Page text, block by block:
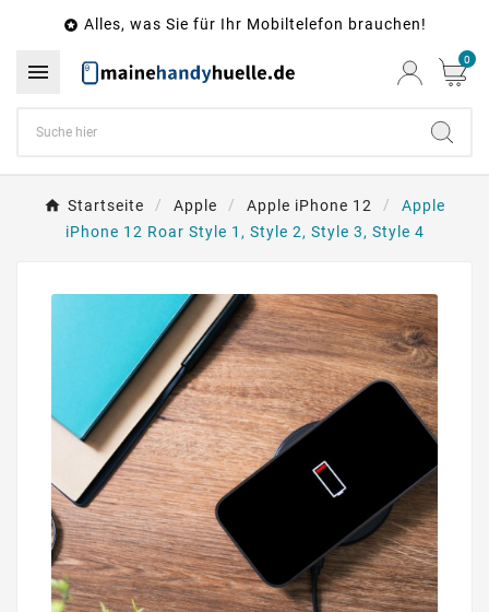
 Alles, was Sie für Ihr Mobiltelefon brauchen!
 0
Startseite Apple Apple iPhone 12
Apple
iPhone 12 Roar Style 1, Style 2, Style 3, Style 4